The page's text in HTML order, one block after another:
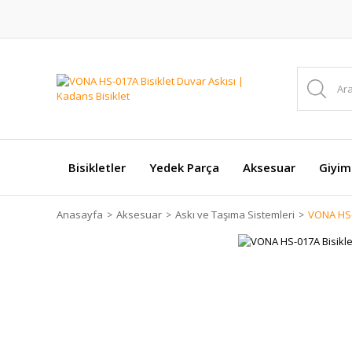
Bisikletler Yedek Parça Aksesuar Giyim
Anasayfa Aksesuar Askı ve Taşıma Sistemleri VONA